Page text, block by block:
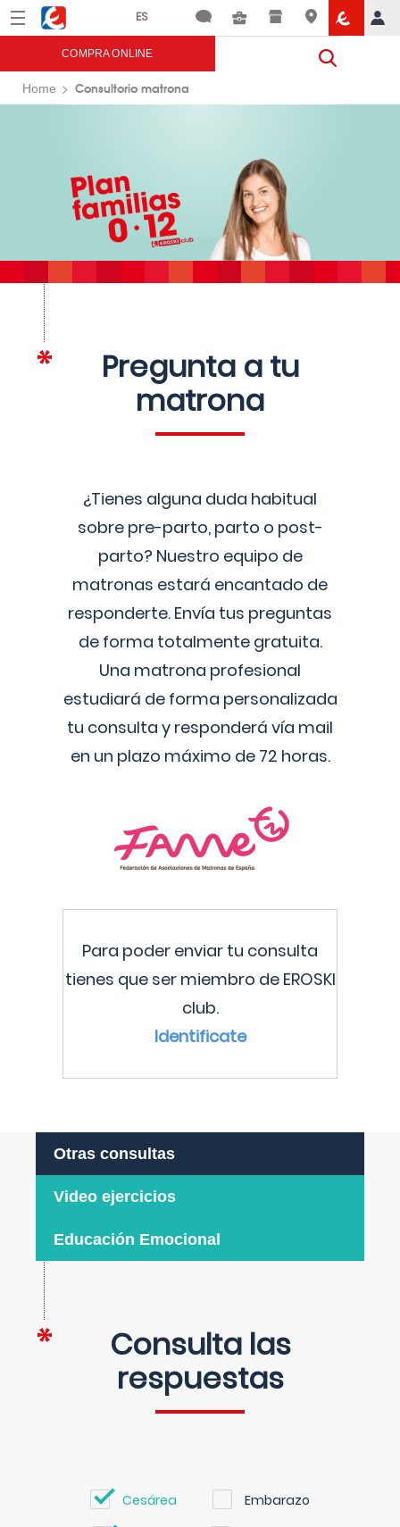
Menú Eroski
COMPRA ONLINE
Home Consultorio matrona
Pregunta a tu
matrona
¿Tienes alguna duda habitual
sobre pre-parto, parto o post-
parto? Nuestro equipo de
matronas estará encantado de
responderte. Envía tus preguntas
de forma totalmente gratuita.
Una matrona profesional
estudiará de forma personalizada
tu consulta y responderá vía mail
en un plazo máximo de 72 horas.
Para poder enviar tu consulta
tienes que ser miembro de EROSKI
club.
Identificate
Otras consultas
Video ejercicios
Educación Emocional
Consulta las
respuestas
Cesárea Embarazo